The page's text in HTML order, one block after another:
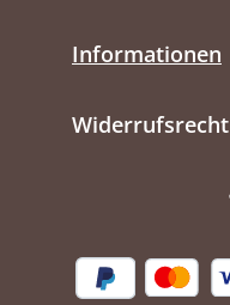
Informationen
Widerrufsrecht